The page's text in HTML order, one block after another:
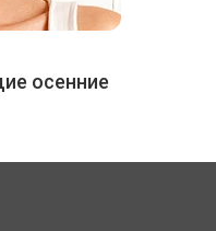
осенние